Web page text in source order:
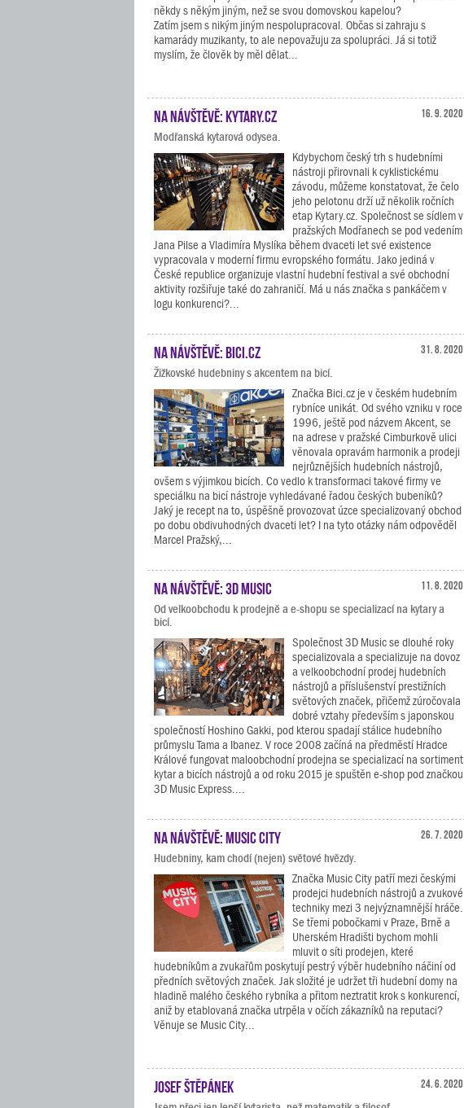
někdy s někým jiným, než se svou domovskou kapelou?
Zatím jsem s nikým jiným nespolupracoval. Občas si zahraju s
kamarády muzikanty, to ale nepovažuju za spolupráci. Já si totiž
myslím, že člověk by měl dělat...
16. 9. 2020
Na návštěvě: Kytary.cz
Modřanská kytarová odysea.
Kdybychom český trh s hudebními
nástroji přirovnali k cyklistickému
závodu, můžeme konstatovat, že čelo
jeho pelotonu drží už několik ročních
etap Kytary.cz. Společnost se sídlem v
pražských Modřanech se pod vedením
Jana Pilse a Vladimíra Myslíka během dvaceti let své existence
vypracovala v moderní firmu evropského formátu. Jako jediná v
České republice organizuje vlastní hudební festival a své obchodní
aktivity rozšiřuje také do zahraničí. Má u nás značka s pankáčem v
logu konkurenci?...
31. 8. 2020
Na návštěvě: Bici.cz
Žižkovské hudebniny s akcentem na bicí.
Značka Bici.cz je v českém hudebním
rybníce unikát. Od svého vzniku v roce
1996, ještě pod názvem Akcent, se
na adrese v pražské Cimburkově ulici
věnovala opravám harmonik a prodeji
nejrůznějších hudebních nástrojů,
ovšem s výjimkou bicích. Co vedlo k transformaci takové firmy ve
speciálku na bicí nástroje vyhledávané řadou českých bubeníků?
Jaký je recept na to, úspěšně provozovat úzce specializovaný obchod
po dobu obdivuhodných dvaceti let? I na tyto otázky nám odpověděl
Marcel Pražský,...
11. 8. 2020
Na návštěvě: 3D Music
Od velkoobchodu k prodejně a e-shopu se specializací na kytary a
bicí.
Společnost 3D Music se dlouhé roky
specializovala a specializuje na dovoz
a velkoobchodní prodej hudebních
nástrojů a příslušenství prestižních
světových značek, přičemž zúročovala
dobré vztahy především s japonskou
společností Hoshino Gakki, pod kterou spadají stálice hudebního
průmyslu Tama a Ibanez. V roce 2008 začíná na předměstí Hradce
Králové fungovat maloobchodní prodejna se specializací na sortiment
kytar a bicích nástrojů a od roku 2015 je spuštěn e-shop pod značkou
3D Music Express....
26. 7. 2020
Na návštěvě: Music City
Hudebniny, kam chodí (nejen) světové hvězdy.
Značka Music City patří mezi českými
prodejci hudebních nástrojů a zvukové
techniky mezi 3 nejvýznamnější hráče.
Se třemi pobočkami v Praze, Brně a
Uherském Hradišti bychom mohli
mluvit o síti prodejen, které
hudebníkům a zvukařům poskytují pestrý výběr hudebního náčiní od
předních světových značek. Jak složité je udržet tři hudební domy na
hladině malého českého rybníka a přitom neztratit krok s konkurencí,
aniž by etablovaná značka utrpěla v očích zákazníků na reputaci?
Věnuje se Music City...
24. 6. 2020
Josef Štěpánek